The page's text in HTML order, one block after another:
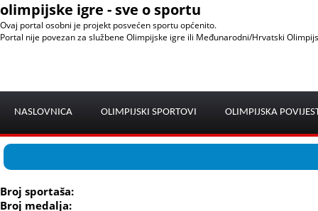
olimpijske igre - sve o sportu
Ovaj portal osobni je projekt posvećen sportu općenito.
Portal nije povezan za službene Olimpijske igre ili Međunarodni/Hrvatski
NASLOVNICA OLIMPIJSKI SPORTOVI OLIMPIJSKA
Broj sportaša:
Broj medalja: